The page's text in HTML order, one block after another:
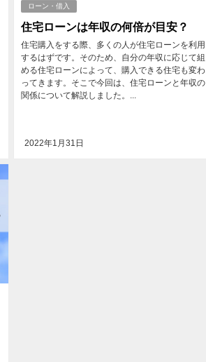
ローン・借入
住宅ローンは年収の何倍が目安？
住宅購入をする際、多くの人が住宅ローンを利用
するはずです。そのため、自分の年収に応じて組
める住宅ローンによって、購入できる住宅も変わ
ってきます。そこで今回は、住宅ローンと年収の
関係について解説しました。...
2022年1月31日